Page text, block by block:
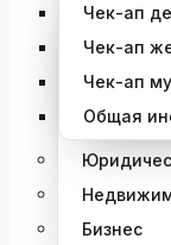
Чек-ап
Чек-ап
Чек-ап
Общая
Бизнес